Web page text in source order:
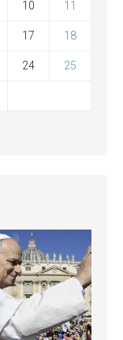
10 11
17 18
24 25